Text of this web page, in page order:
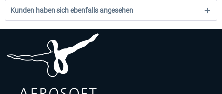
Kunden haben sich ebenfalls angesehen